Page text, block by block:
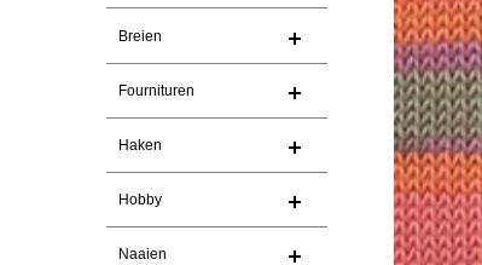
Breien
Fournituren
Haken
Hobby
Naaien